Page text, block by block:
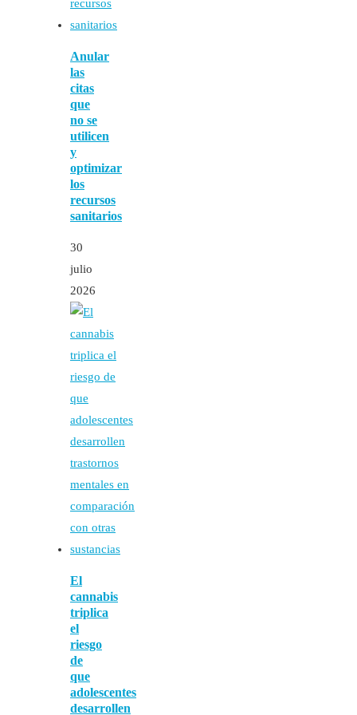
Anular
las
citas
que
no se
utilicen
y
optimizar
los
recursos
sanitarios
30
julio
2026
El
cannabis
triplica
el
riesgo
de
que
adolescentes
desarrollen